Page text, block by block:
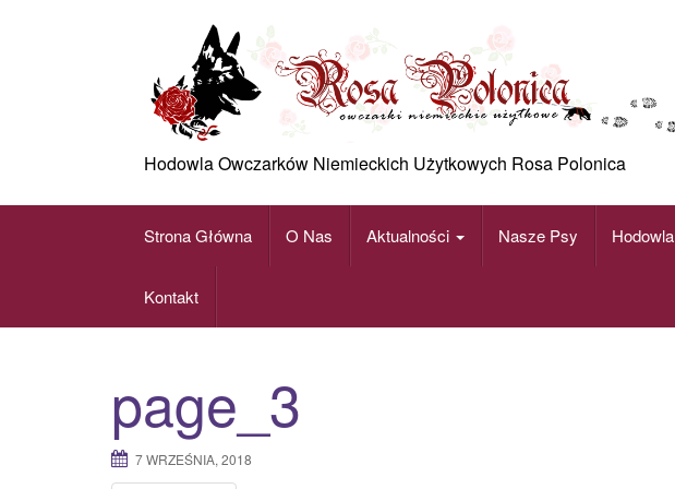
Hodowla Owczarków Niemieckich Użytkowych Rosa Polonica
Strona Główna O Nas Aktualności Nasze Psy Hodowla
Kontakt
page_3
7 WRZEŚNIA, 2018